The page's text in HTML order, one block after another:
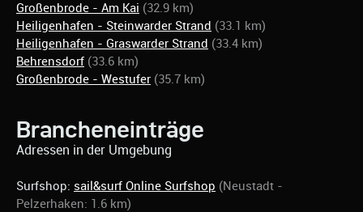
Großenbrode - Am Kai (32.9 km)
Heiligenhafen - Steinwarder Strand (33.1 km)
Heiligenhafen - Graswarder Strand (33.4 km)
Behrensdorf (33.6 km)
Großenbrode - Westufer (35.7 km)
Brancheneinträge
Adressen in der Umgebung
Surfshop: sail&surf Online Surfshop (Neustadt -
Pelzerhaken: 1.6 km)